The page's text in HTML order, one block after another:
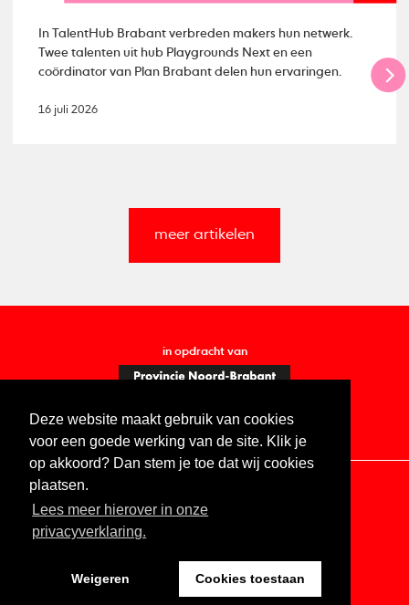
Deze website maakt gebruik van cookies
voor een goede werking van de site. Klik je
op akkoord? Dan stem je toe dat wij cookies
plaatsen.
Lees meer hierover in onze
privacyverklaring.
Weigeren Cookies toestaan
In TalentHub Brabant verbreden makers hun netwerk.
Twee talenten uit hub Playgrounds Next en een
coördinator van Plan Brabant delen hun ervaringen.
16 juli 2026
meer artikelen
in opdracht van
Contact Vacatures ANBI
Digitale toegankelijkheid